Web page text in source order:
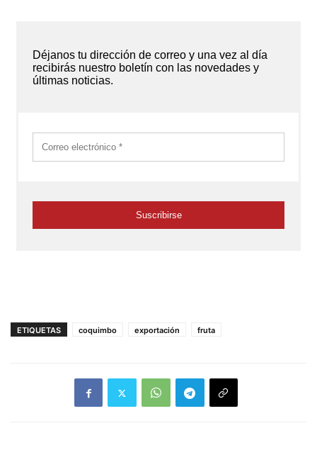
ETIQUETAS coquimbo exportación fruta